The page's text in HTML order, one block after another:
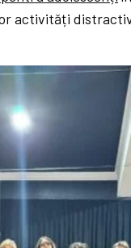
activități